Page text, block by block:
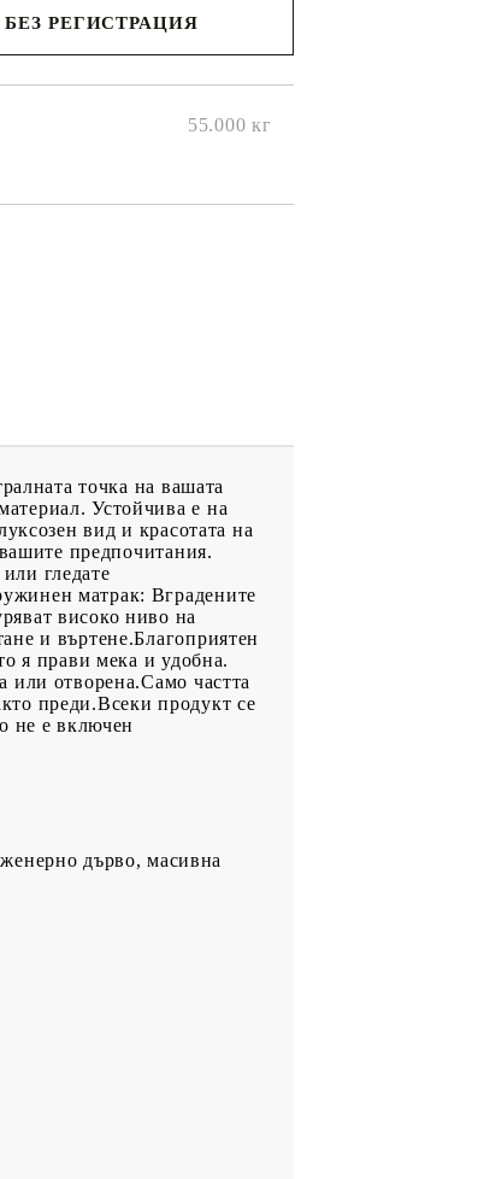
РЕГИСТРАЦИЯ
55.000 кг
точка на вашата
Устойчива е на
вид и красотата на
предпочитания.
гледате
матрак: Вградените
високо ниво на
и въртене.Благоприятен
я прави мека и удобна.
или отворена.Само частта
преди.Всеки продукт се
не е включен
дърво, масивна